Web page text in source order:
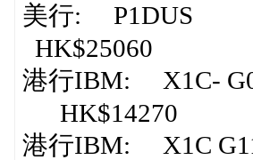
美行: P1DUS
HK$25060
港行IBM: X1C-
HK$14270
港行IBM: X1C